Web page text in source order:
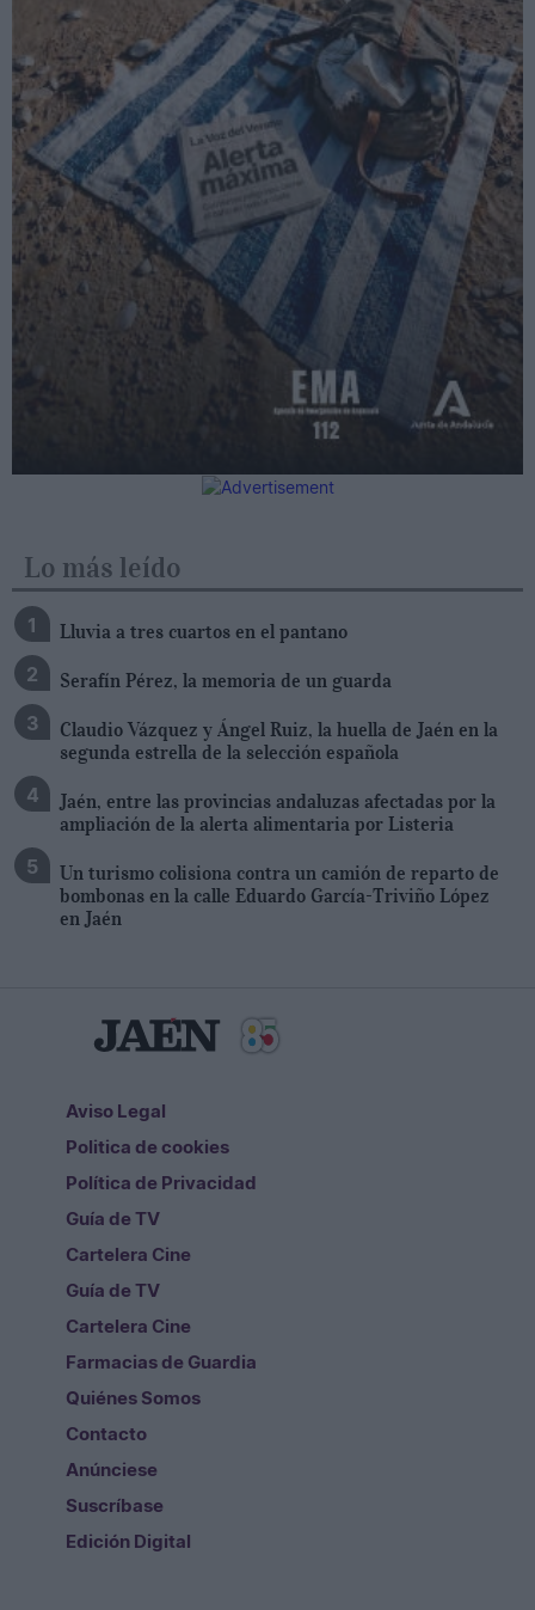
Lo más leído
Lluvia a tres cuartos en el pantano
Serafín Pérez, la memoria de un guarda
Claudio Vázquez y Ángel Ruiz, la huella de Jaén en la
segunda estrella de la selección española
Jaén, entre las provincias andaluzas afectadas por la
ampliación de la alerta alimentaria por Listeria
Un turismo colisiona contra un camión de reparto de
bombonas en la calle Eduardo García-Triviño López
en Jaén
Aviso Legal
Politica de cookies
Política de Privacidad
Guía de TV
Cartelera Cine
Guía de TV
Cartelera Cine
Farmacias de Guardia
Quiénes Somos
Contacto
Anúnciese
Suscríbase
Edición Digital